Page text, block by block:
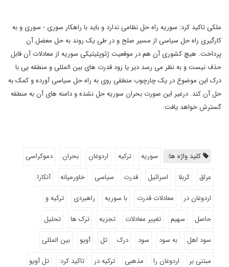
ملکی تاکید کرد: سوریه راه حل نظامی ندارد و باید با راهکار سوری - سوری و به
کارگیری راه حل سیاسی از مسیر صلح و در طی یک روند به حل معضل آن
پرداخت. هیچ کشوری آن هم در موقعیت ژئوپلیتیکی سوریه از معادلات آن قابل
حذف نیست و به نظر می رسد دیر یا زود قدرت های بین المللی و منطقه یی با
درک این موضوع در یک چارچوب منطقی روی به راه حل سیاسی آورده و کمک به
حل آن کند. درغیر این صورت بحران سوریه حل نشده و دامنه های آن به منطقه
گسترش خواهد یافت.
کلید واژه ها: سوریه ترکیه اردوغان بحران
دموکراسی
عراق
کربلا اسرائیل قدرت سیاسی خاورمیانه
آنکارا
اردوغان در
معادلات قدرت با سوریه راهبردی
ترکیه و
حاصل
سهیم تغییر معادلات تجزیه ترک ها
تحلیل
سود اهل
به سود سود درک تل آویو
بین المللی
مبتنی بر
اردوغان را مذهبی ترکیه در تاکید کرد:
تل آویو